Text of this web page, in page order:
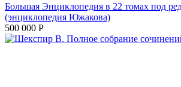
Большая Энциклопедия в 22 томах под
(энциклопедия Южакова)
500 000 Р